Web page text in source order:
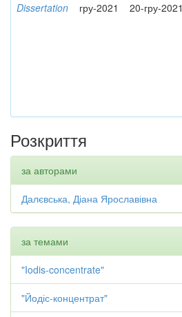
Dissertation гру-2021 20-гру-2021
Розкриття
за авторами
Далєвська, Діана Ярославівна
за темами
"Iodis-concentrate"
"Йодіс-концентрат"